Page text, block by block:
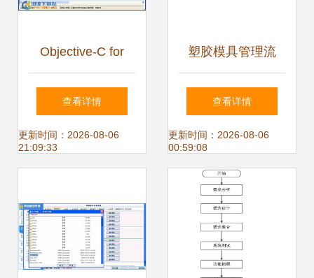
Objective-C for
Windows 集成实验
系统 v1.0 官方版
的跨平台之门
查看详情
更新时间：2026-08-06
21:09:33
塑胶模具管理流
程、组织架构图及
程序与系统开发全
解析
查看详情
更新时间：2026-08-06
00:59:08